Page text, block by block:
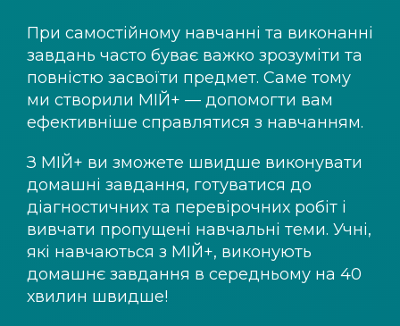
При самостійному навчанні та виконанні
завдань часто буває важко зрозуміти та
повністю засвоїти предмет. Саме тому
ми створили МІЙ+ — допомогти вам
ефективніше справлятися з навчанням.
З МІЙ+ ви зможете швидше виконувати
домашні завдання, готуватися до
діагностичних та перевірочних робіт і
вивчати пропущені навчальні теми. Учні,
які навчаються з МІЙ+, виконують
домашнє завдання в середньому на 40
хвилин швидше!